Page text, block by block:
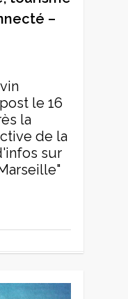
–
le 16
la
de la
sur